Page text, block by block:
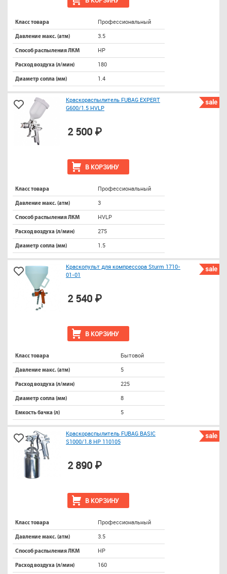
Класс товара Профессиональный
Давление макс. (атм) 3.5
Способ распыления ЛКМ HP
Расход воздуха (л/мин) 180
Диаметр сопла (мм) 1.4
sale
Краскораспылитель FUBAG EXPERT
G600/1.5 HVLP
В КОРЗИНУ
2 500 ₽
Класс товара Профессиональный
Давление макс. (атм) 3
Способ распыления ЛКМ HVLP
Расход воздуха (л/мин) 275
Диаметр сопла (мм) 1.5
sale
Краскопульт для компрессора Sturm 1710-
01-01
В КОРЗИНУ
2 540 ₽
Класс товара Бытовой
Давление макс. (атм) 5
Расход воздуха (л/мин) 225
Диаметр сопла (мм) 8
Емкость бачка (л) 5
sale
Краскораспылитель FUBAG BASIC
S1000/1.8 HP 110105
В КОРЗИНУ
2 890 ₽
Класс товара Профессиональный
Давление макс. (атм) 3.5
Способ распыления ЛКМ HP
Расход воздуха (л/мин) 160